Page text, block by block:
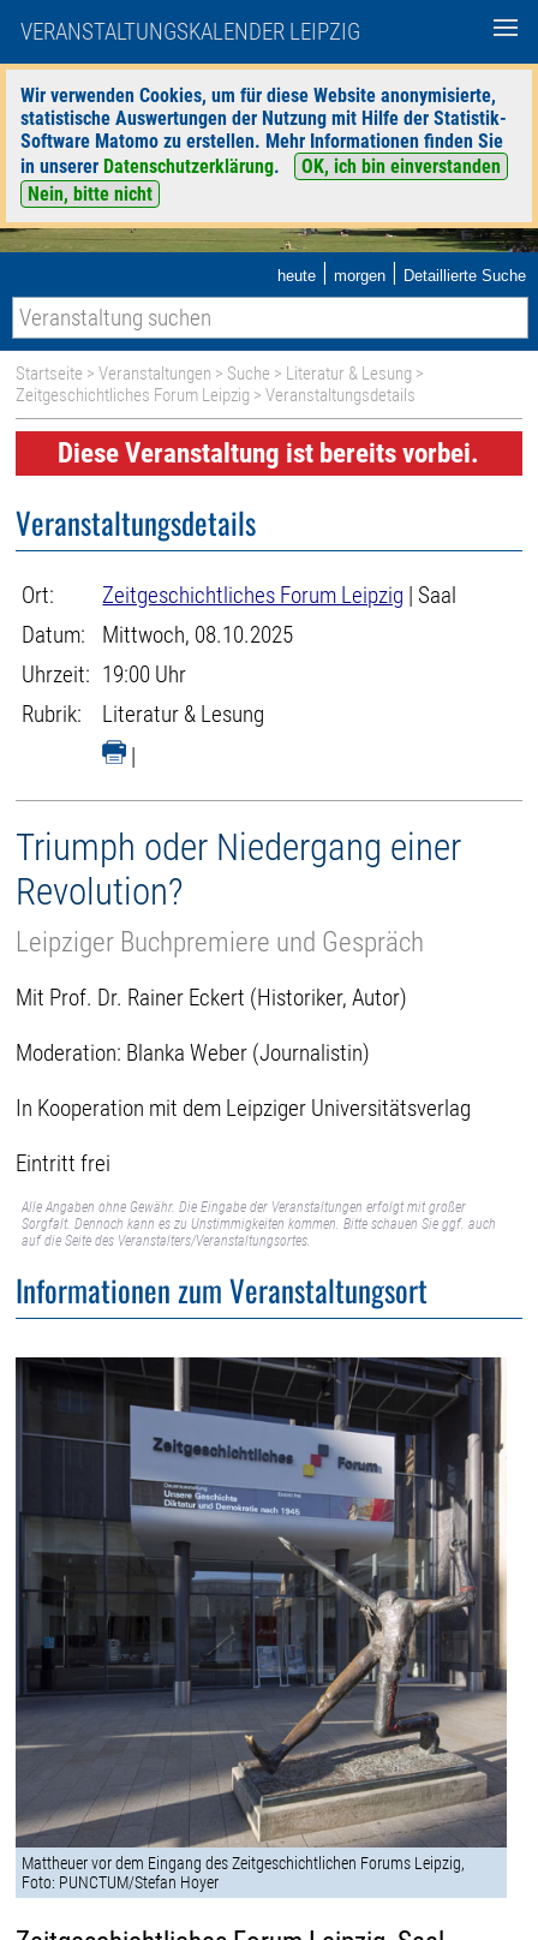
VERANSTALTUNGSKALENDER LEIPZIG
Wir verwenden Cookies, um für diese Website anonymisierte,
statistische Auswertungen der Nutzung mit Hilfe der Statistik-
Software Matomo zu erstellen. Mehr Informationen finden Sie
in unserer Datenschutzerklärung.
OK, ich bin einverstanden
Nein, bitte nicht
heute | morgen | Detaillierte Suche
Startseite >Veranstaltungen > Suche > Literatur & Lesung >
Zeitgeschichtliches Forum Leipzig > Veranstaltungsdetails
Diese Veranstaltung ist bereits vorbei.
Veranstaltungsdetails
Ort: Zeitgeschichtliches Forum Leipzig | Saal
Datum:
Mittwoch, 08.10.2025
Uhrzeit: 19:00 Uhr
Rubrik:
Literatur & Lesung
|
Triumph oder Niedergang einer
Revolution?
Leipziger Buchpremiere und Gespräch
Mit Prof. Dr. Rainer Eckert (Historiker, Autor)
Moderation: Blanka Weber (Journalistin)
In Kooperation mit dem Leipziger Universitätsverlag
Eintritt frei
Alle Angaben ohne Gewähr. Die Eingabe der Veranstaltungen erfolgt mit großer
Sorgfalt. Dennoch kann es zu Unstimmigkeiten kommen. Bitte schauen Sie ggf. auch
auf die Seite des Veranstalters/Veranstaltungsortes.
Informationen zum Veranstaltungsort
Mattheuer vor dem Eingang des Zeitgeschichtlichen Forums Leipzig,
Foto: PUNCTUM/Stefan Hoyer